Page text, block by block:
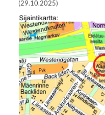
(29.10.2025)